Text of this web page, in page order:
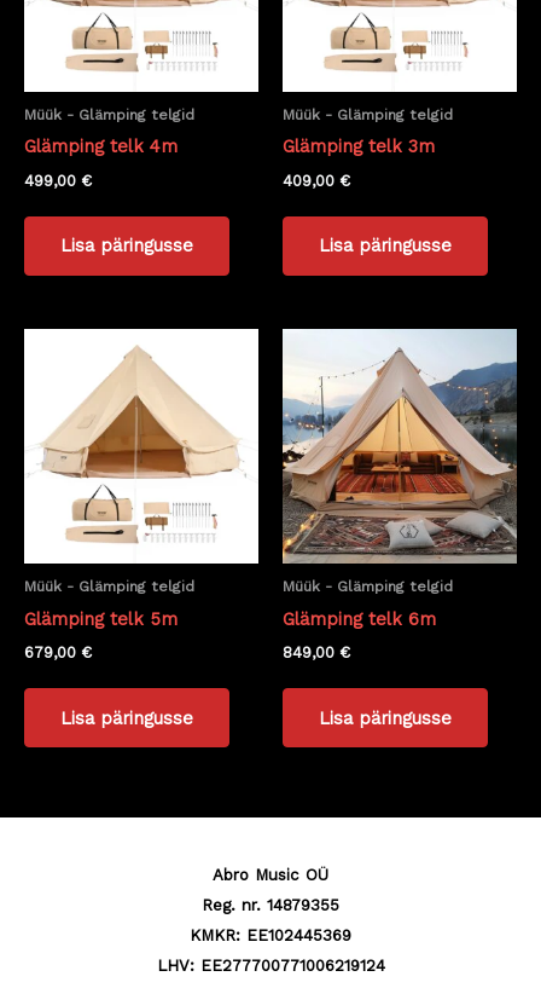
Müük - Glämping telgid
Glämping telk 4m
499,00 €
Lisa päringusse
Müük - Glämping telgid
Glämping telk 3m
409,00 €
Lisa päringusse
Müük - Glämping telgid
Glämping telk 5m
679,00 €
Lisa päringusse
Müük - Glämping telgid
Glämping telk 6m
849,00 €
Lisa päringusse
Abro Music OÜ
Reg. nr. 14879355
KMKR: EE102445369
LHV: EE277700771006219124